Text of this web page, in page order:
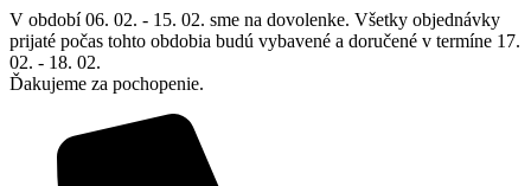
Preskočiť
na
obsah
V období 06. 02. - 15. 02. sme na dovolenke. Všetky objednávky
prijaté počas tohto obdobia budú vybavené a doručené v termíne 17.
02. - 18. 02.
Ďakujeme za pochopenie.